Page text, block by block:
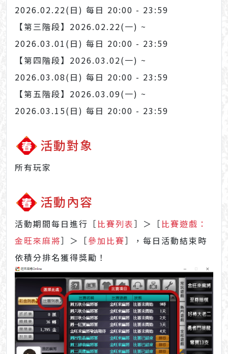
2026.02.22(日) 每日 20:00 - 23:59
【第三階段】2026.02.22(一) ~
2026.03.01(日) 每日 20:00 - 23:59
【第四階段】2026.03.02(一) ~
2026.03.08(日) 每日 20:00 - 23:59
【第五階段】2026.03.09(一) ~
2026.03.15(日) 每日 20:00 - 23:59
活動對象
所有玩家
活動內容
活動期間每日進行［比賽列表］＞［比賽遊戲：
金旺來麻將］＞［參加比賽］，每日活動結束時
依積分排名獲得獎勵！